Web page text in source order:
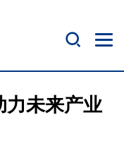
未来产业​